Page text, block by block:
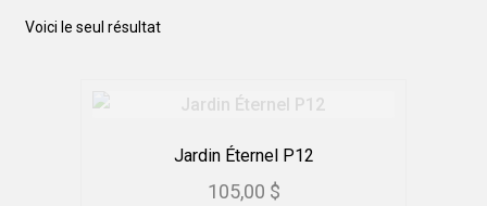
Voici le seul résultat
Jardin Éternel P12
105,00 $